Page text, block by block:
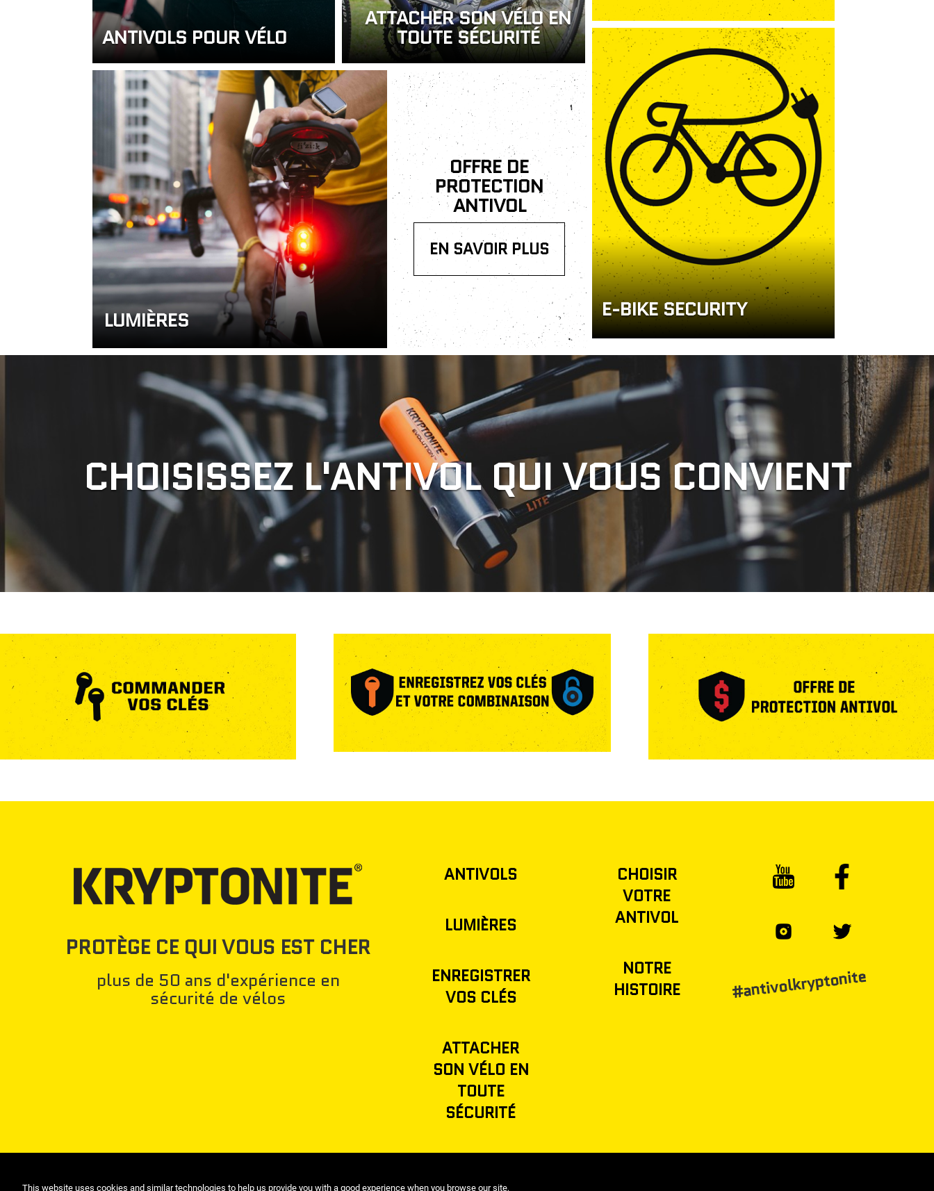
ANTIVOLS POUR VÉLO
LUMIÈRES
ATTACHER SON VÉLO EN
TOUTE SÉCURITÉ
OFFRE DE
PROTECTION
ANTIVOL
EN SAVOIR PLUS
E-BIKE SECURITY
CHOISISSEZ L'ANTIVOL QUI VOUS CONVIENT
PROTÈGE CE QUI VOUS EST CHER
plus de 50 ans d'expérience en
sécurité de vélos
ANTIVOLS
LUMIÈRES
ENREGISTRER
VOS CLÉS
ATTACHER
SON VÉLO EN
TOUTE
SÉCURITÉ
CHOISIR
VOTRE
ANTIVOL
NOTRE
HISTOIRE
#antivolkryptonite
This website uses cookies and similar technologies to help us provide you with a good experience when you browse our site,